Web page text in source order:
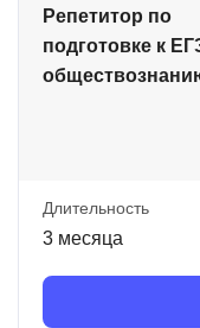
Репетитор по
подготовке к
Длительность
3 месяца